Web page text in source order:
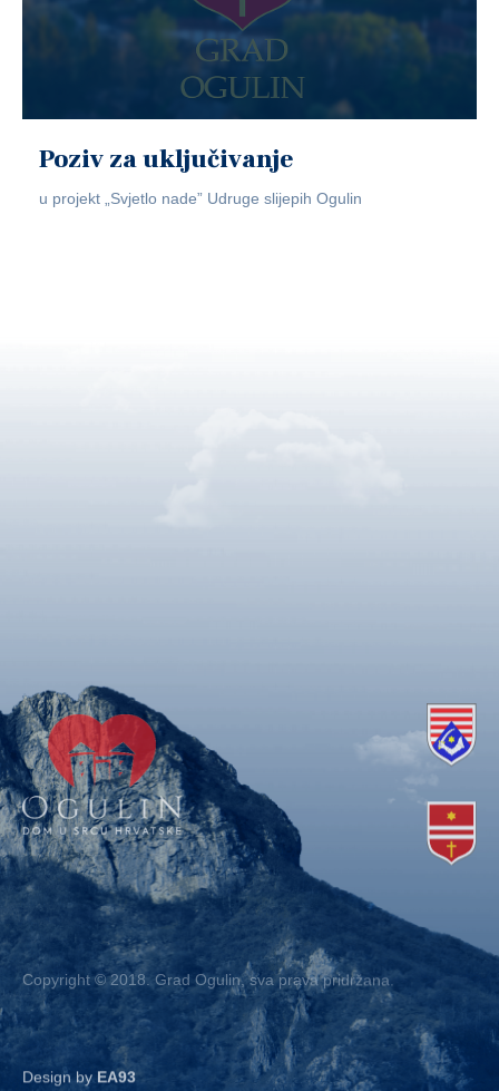
Poziv za uključivanje
u projekt „Svjetlo nade” Udruge slijepih Ogulin
Copyright © 2018. Grad Ogulin, sva prava pridržana.
Design by EA93